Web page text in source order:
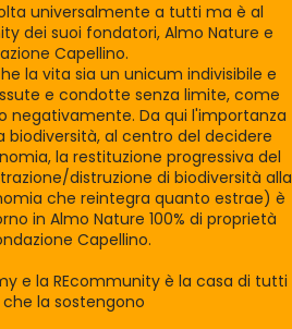
universalmente a tutti ma è al
dei suoi fondatori, Almo Nature e
Capellino.
la vita sia un unicum indivisibile e
e condotte senza limite, come
negativamente. Da qui l'importanza
biodiversità, al centro del decidere
la restituzione progressiva del
distruzione di biodiversità alla
che reintegra quanto estrae) è
in Almo Nature 100% di proprietà
Capellino.
e la REcommunity è la casa di tutti
la sostengono